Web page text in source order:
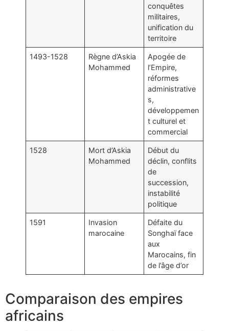
conquêtes
militaires,
unification du
territoire
1493-1528
Règne d’Askia
Mohammed
Apogée de
l’Empire,
réformes
administrative
s,
développemen
t culturel et
commercial
1528
Mort d’Askia
Mohammed
Début du
déclin, conflits
de
succession,
instabilité
politique
1591
Invasion
marocaine
Défaite du
Songhaï face
aux
Marocains, fin
de l’âge d’or
Comparaison des empires
africains